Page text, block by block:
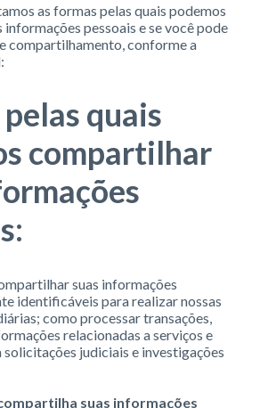
as formas pelas quais podemos
pessoais e se você pode
compartilhamento, conforme a
quais
compartilhar
suas informações
identificáveis para realizar nossas
como processar transações,
relacionadas a serviços e
solicitações judiciais e investigações
suas informações